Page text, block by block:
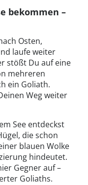
bekommen –
Osten,
laufe weiter
stößt Du auf eine
mehreren
ein Goliath.
Weg weiter
See entdeckst
die schon
blauen Wolke
hindeutet.
Gegner auf –
Goliaths.